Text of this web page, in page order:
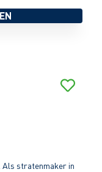
Als stratenmaker in